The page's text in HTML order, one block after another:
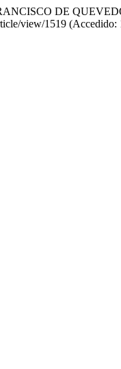
DE
view/1519 (Accedido: